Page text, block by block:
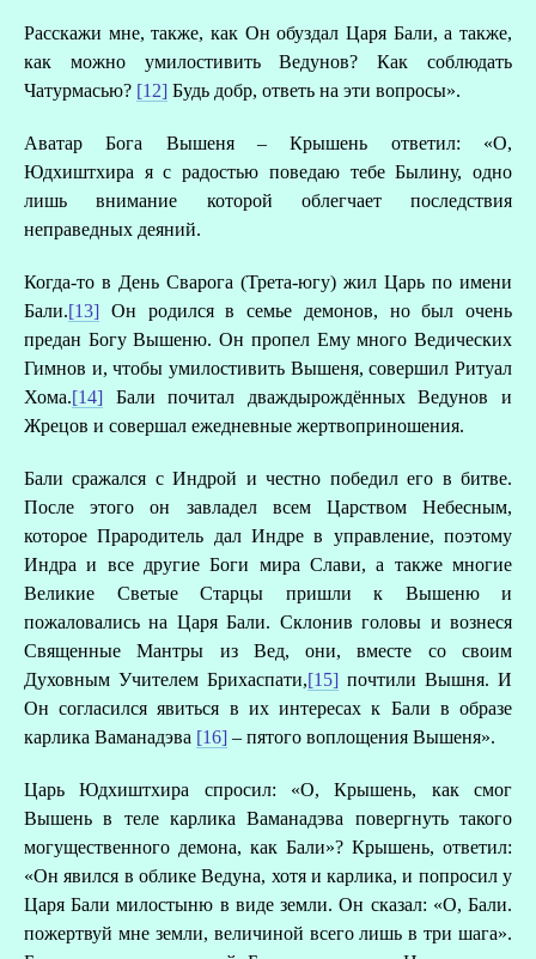
Расскажи мне, также, как Он обуздал Царя Бали, а также,
как можно умилостивить Ведунов? Как соблюдать
Чатурмасью? [12] Будь добр, ответь на эти вопросы».
Аватар Бога Вышеня – Крышень ответил: «О,
Юдхиштхира я с радостью поведаю тебе Былину, одно
лишь внимание которой облегчает последствия
неправедных деяний.
Когда-то в День Сварога (Трета-югу) жил Царь по имени
Бали.[13] Он родился в семье демонов, но был очень
предан Богу Вышеню. Он пропел Ему много Ведических
Гимнов и, чтобы умилостивить Вышеня, совершил Ритуал
Хома.[14] Бали почитал дваждырождённых Ведунов и
Жрецов и совершал ежедневные жертвоприношения.
Бали сражался с Индрой и честно победил его в битве.
После этого он завладел всем Царством Небесным,
которое Прародитель дал Индре в управление, поэтому
Индра и все другие Боги мира Слави, а также многие
Великие Светые Старцы пришли к Вышеню и
пожаловались на Царя Бали. Склонив головы и вознеся
Священные Мантры из Вед, они, вместе со своим
Духовным Учителем Брихаспати,[15] почтили Вышня. И
Он согласился явиться в их интересах к Бали в образе
карлика Ваманадэва [16] – пятого воплощения Вышеня».
Царь Юдхиштхира спросил: «О, Крышень, как смог
Вышень в теле карлика Ваманадэва повергнуть такого
могущественного демона, как Бали»? Крышень, ответил:
«Он явился в облике Ведуна, хотя и карлика, и попросил у
Царя Бали милостыню в виде земли. Он сказал: «О, Бали.
пожертвуй мне земли, величиной всего лишь в три шага».